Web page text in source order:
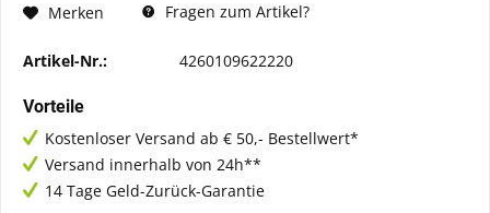
Merken Fragen zum Artikel?
Artikel-Nr.: 4260109622220
Vorteile
Kostenloser Versand ab € 50,- Bestellwert*
Versand innerhalb von 24h**
14 Tage Geld-Zurück-Garantie